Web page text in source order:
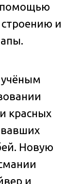
помощью
и
красных
Новую
и